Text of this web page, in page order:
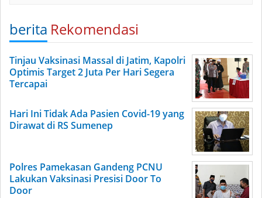
berita Rekomendasi
Tinjau Vaksinasi Massal di Jatim, Kapolri
Optimis Target 2 Juta Per Hari Segera
Tercapai
Hari Ini Tidak Ada Pasien Covid-19 yang
Dirawat di RS Sumenep
Polres Pamekasan Gandeng PCNU
Lakukan Vaksinasi Presisi Door To
Door